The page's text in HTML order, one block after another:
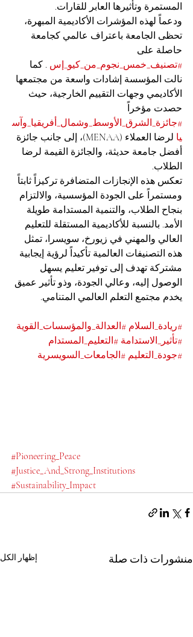
المستمرة وتأثيرها العابر للقارات.
ودعماً لهذه المؤشرات الأكاديمية المبهرة،
تحظى الجامعة باعتراف عالمي كجامعة
حاصلة على
#تصنيف_خمس_نجوم_من_كيو_إس . كما
نالت المؤسسة إشادات واسعة من مجتمعها
الأكاديمي وجهات التقييم الخارجية، حيث
حصدت مؤخراً
#جائزة_الشرق_الأوسط_وشمال_أفريقيا_وآس
يا
لرضا العملاء (MENAA)، إلى جانب جائزة
أفضل جامعة حديثة، والجائزة القيمة لرضا
الطلاب.
تعكس هذه الإنجازات المتضافرة تركيزاً ثابتاً
ومستمراً على الجودة المؤسسية، والالتزام
بنجاح الطلاب، والتنمية المستدامة طويلة
الأمد. بالنسبة للأكاديمية المستقلة للتعليم
العالي والمهني في زيورخ، سويسرا، تمثل
هذه التصنيفات العالمية تأكيداً لرؤية إيجابية
مشتركة تهدف إلى توفير تعليم يسهل
الوصول إليه، وعالي الجودة، وذو تأثير عميق
يخدم مجتمع التعلم العالمي المتنامي.
#ريادة_السلام #العدالة_والمؤسسات_القوية
#تأثير_الاستدامة #التعليم_المستدام
#جودة_التعليم #الجامعات_السويسرية
#Pioneering_Peace
#Justice_And_Strong_Institutions
#Sustainability_Impact
منشورات ذات صلة إظهار الكل